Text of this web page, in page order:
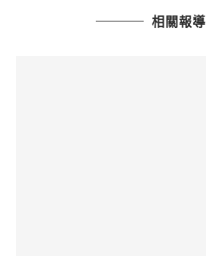
相關報導